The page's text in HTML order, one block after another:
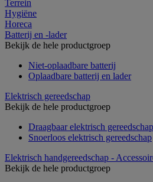
Terrein
Hygiëne
Horeca
Batterij en -lader
Bekijk de hele productgroep
Niet-oplaadbare batterij
Oplaadbare batterij en lader
Elektrisch gereedschap
Bekijk de hele productgroep
Draagbaar elektrisch
Snoerloos elektrisch gereedschap
Elektrisch handgereedschap -
Bekijk de hele productgroep